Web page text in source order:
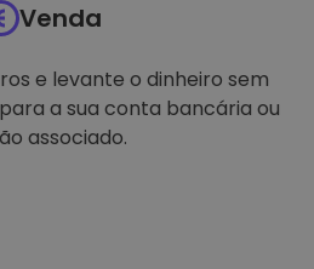
Venda
e levante o dinheiro sem
a sua conta bancária ou
associado.